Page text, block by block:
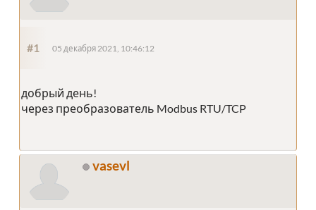
#1 05 декабря 2021, 10:46:12
добрый день!
через преобразователь Modbus RTU/TCP
vasevl